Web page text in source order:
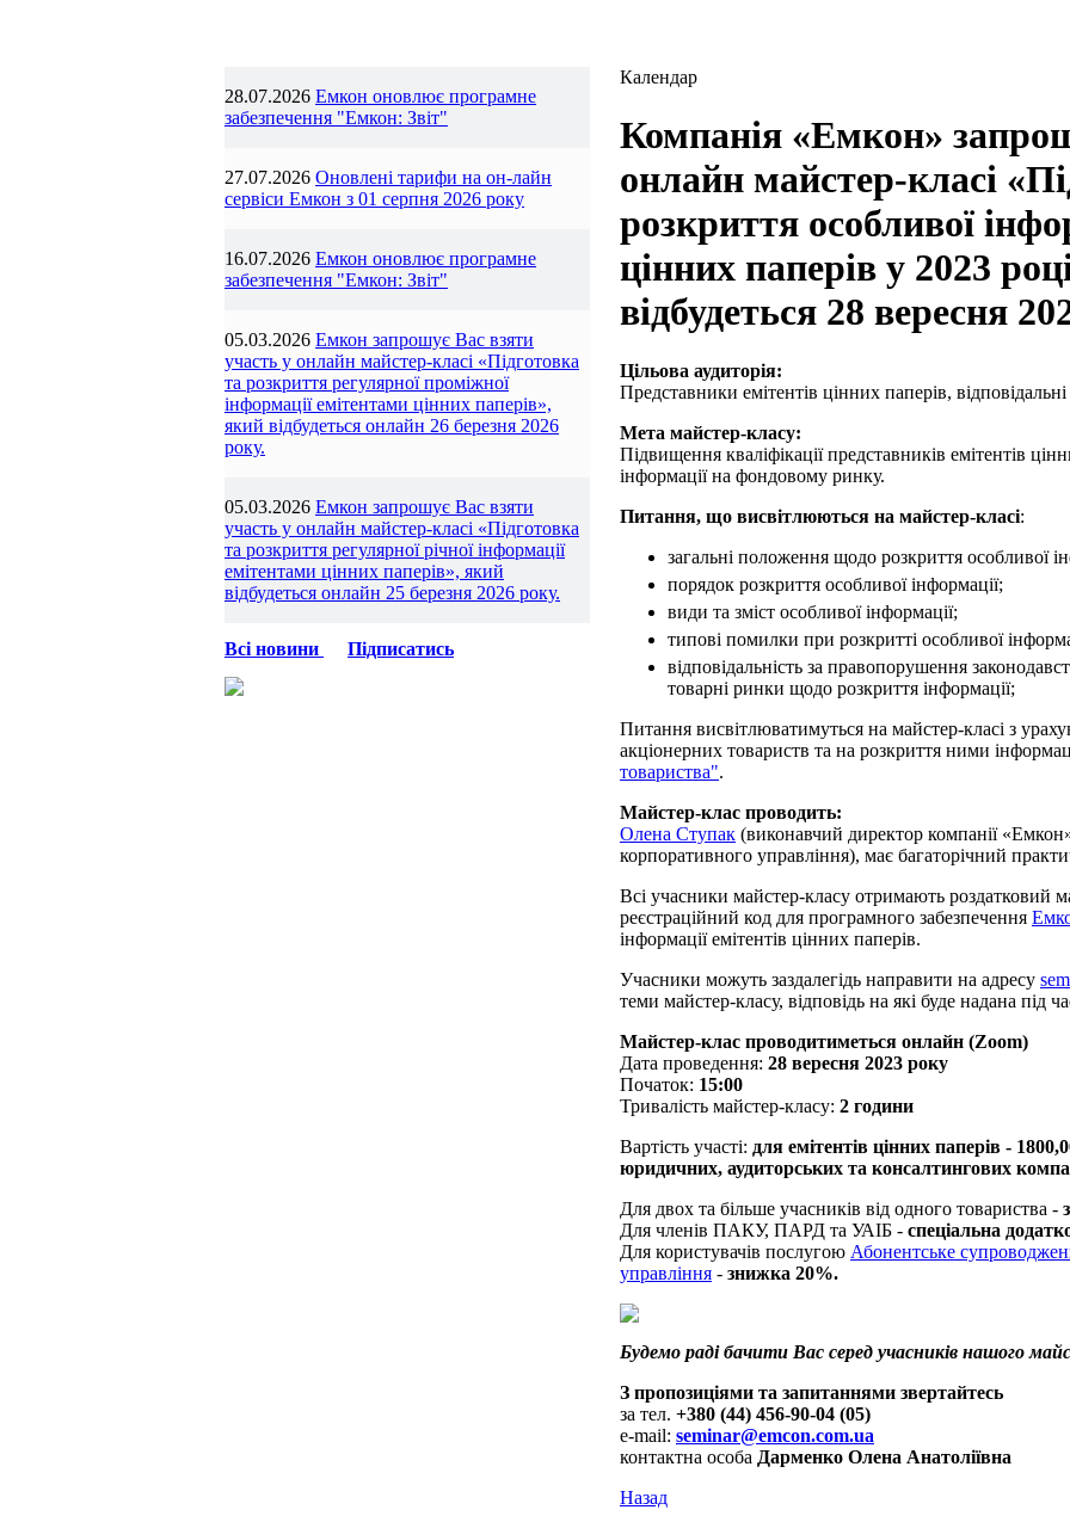
28.07.2026 Емкон оновлює програмне
забезпечення "Емкон: Звіт"
27.07.2026 Оновлені тарифи на он-лайн
сервіси Емкон з 01 серпня 2026 року
16.07.2026 Емкон оновлює програмне
забезпечення "Емкон: Звіт"
05.03.2026 Емкон запрошує Вас взяти
участь у онлайн майстер-класі «Підготовка
та розкриття регулярної проміжної
інформації емітентами цінних паперів»,
який відбудеться онлайн 26 березня 2026
року.
05.03.2026 Емкон запрошує Вас взяти
участь у онлайн майстер-класі «Підготовка
та розкриття регулярної річної інформації
емітентами цінних паперів», який
відбудеться онлайн 25 березня 2026 року.
Всі новини Підписатись
Календар
Компанія «Емкон»
онлайн майстер-класі
розкриття особливої
цінних паперів у 2023
відбудеться 28 вересня
Цільова аудиторія:
Представники емітентів цінних паперів,
Мета майстер-класу:
Підвищення кваліфікації представників емітентів
інформації на фондовому ринку.
Питання, що висвітлюються на майстер-класі:
загальні положення щодо розкриття особливої
порядок розкриття особливої інформації;
види та зміст особливої інформації;
типові помилки при розкритті особливої
відповідальність за правопорушення
товарні ринки щодо розкриття інформації;
Питання висвітлюватимуться на майстер-класі з
акціонерних товариств та на розкриття ними
товариства".
Майстер-клас проводить:
Олена Ступак (виконавчий директор компанії
корпоративного управління), має багаторічний
Всі учасники майстер-класу отримають роздатковий
реєстраційний код для програмного забезпечення
інформації емітентів цінних паперів.
Учасники можуть заздалегідь направити на адресу
теми майстер-класу, відповідь на які буде надана під
Майстер-клас проводитиметься онлайн (Zoom)
Дата проведення: 28 вересня 2023 року
Початок: 15:00
Тривалість майстер-класу: 2 години
Вартість участі: для емітентів цінних паперів -
юридичних, аудиторських та консалтингових
Для двох та більше учасників від одного товариства -
Для членів ПАКУ, ПАРД та УАІБ - спеціальна
Для користувачів послугою Абонентське
управління - знижка 20%.
Будемо раді бачити Вас серед учасників нашого
З пропозиціями та запитаннями звертайтесь
за тел. +380 (44) 456-90-04 (05)
e-mail: seminar@emcon.com.ua
контактна особа Дарменко Олена Анатоліївна
Назад